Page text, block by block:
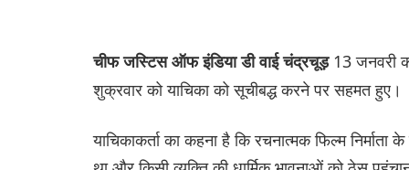
चीफ जस्टिस ऑफ इंडिया डी वाई चंद्रचूड़ 13 जनवरी
शुक्रवार को याचिका को सूचीबद्ध करने पर सहमत हुए।
याचिकाकर्ता का कहना है कि रचनात्मक फिल्म